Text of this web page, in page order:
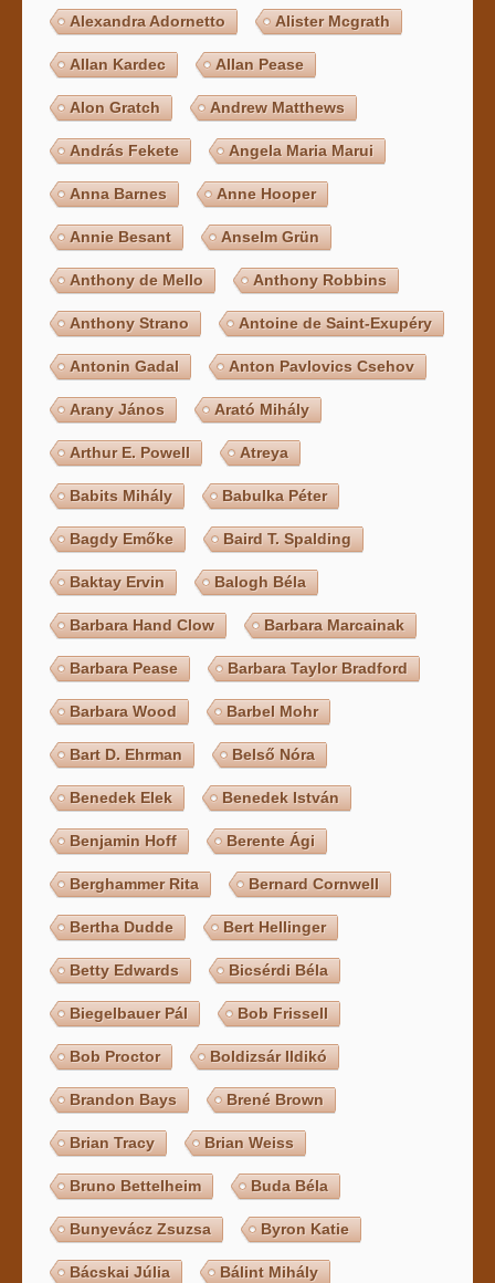
Alexandra Adornetto Alister Mcgrath
Allan Kardec Allan Pease
Alon Gratch Andrew Matthews
András Fekete Angela Maria Marui
Anna Barnes Anne Hooper
Annie Besant Anselm Grün
Anthony de Mello Anthony Robbins
Anthony Strano Antoine de Saint-Exupéry
Antonin Gadal Anton Pavlovics Csehov
Arany János Arató Mihály
Arthur E. Powell Atreya
Babits Mihály Babulka Péter
Bagdy Emőke Baird T. Spalding
Baktay Ervin Balogh Béla
Barbara Hand Clow Barbara Marcainak
Barbara Pease Barbara Taylor Bradford
Barbara Wood Barbel Mohr
Bart D. Ehrman Belső Nóra
Benedek Elek Benedek István
Benjamin Hoff Berente Ági
Berghammer Rita Bernard Cornwell
Bertha Dudde Bert Hellinger
Betty Edwards Bicsérdi Béla
Biegelbauer Pál Bob Frissell
Bob Proctor Boldizsár Ildikó
Brandon Bays Brené Brown
Brian Tracy Brian Weiss
Bruno Bettelheim Buda Béla
Bunyevácz Zsuzsa Byron Katie
Bácskai Júlia Bálint Mihály